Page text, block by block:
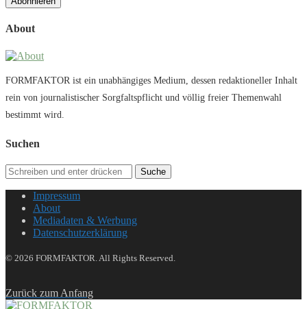
About
FORMFAKTOR ist ein unabhängiges Medium, dessen redaktioneller Inhalt
rein von journalistischer Sorgfaltspflicht und völlig freier Themenwahl
bestimmt wird.
Suchen
Suche
Impressum
About
Mediadaten & Werbung
Datenschutzerklärung
© 2026 FORMFAKTOR. All Rights Reserved.
Zurück zum Anfang